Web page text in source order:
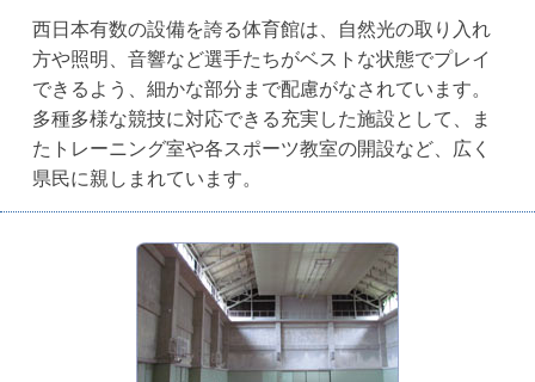
西日本有数の設備を誇る体育館は、自然光の取り入れ
方や照明、音響など選手たちがベストな状態でプレイ
できるよう、細かな部分まで配慮がなされています。
多種多様な競技に対応できる充実した施設として、ま
たトレーニング室や各スポーツ教室の開設など、広く
県民に親しまれています。